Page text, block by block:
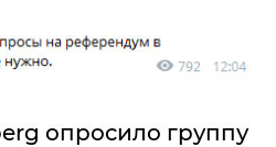
опросило группу